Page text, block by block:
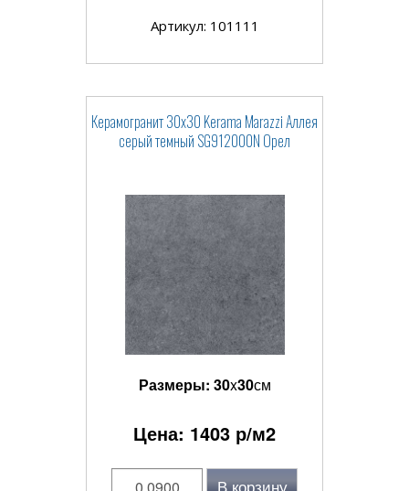
Артикул: 101111
Керамогранит 30x30 Kerama Marazzi Аллея
серый темный SG912000N Орел
Размеры: 30x30см
Цена: 1403 р/м2
В корзину